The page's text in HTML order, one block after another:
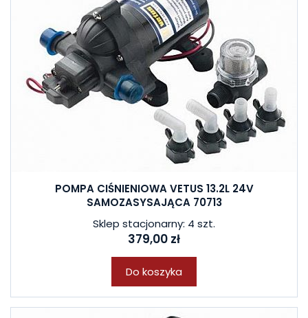
POMPA CIŚNIENIOWA VETUS 13.2L 24V
SAMOZASYSAJĄCA 70713
Sklep stacjonarny: 4 szt.
379,00 zł
Do koszyka